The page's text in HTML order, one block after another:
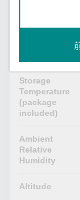
Storage
Temperature
(package
included)
Ambient
Relative
Humidity
Altitude